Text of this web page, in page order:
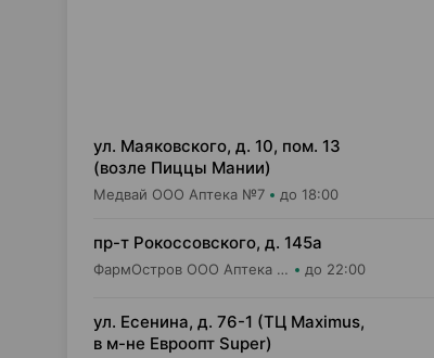
ул. Маяковского, д. 10, пом. 13
(возле Пиццы Мании)
Медвай ООО Аптека №7 до 18:00
пр-т Рокоссовского, д. 145а
ФармОстров ООО Аптека №9 на Рокоссовского до 22:00
ул. Есенина, д. 76-1 (ТЦ Maximus,
в м-не Евроопт Super)